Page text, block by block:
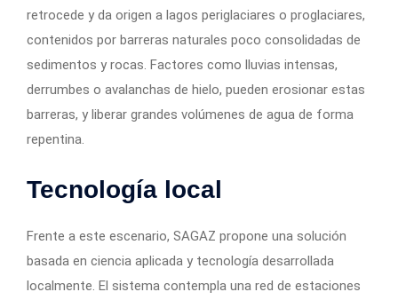
retrocede y da origen a lagos periglaciares o proglaciares,
contenidos por barreras naturales poco consolidadas de
sedimentos y rocas. Factores como lluvias intensas,
derrumbes o avalanchas de hielo, pueden erosionar estas
barreras, y liberar grandes volúmenes de agua de forma
repentina.
Tecnología local
Frente a este escenario, SAGAZ propone una solución
basada en ciencia aplicada y tecnología desarrollada
localmente. El sistema contempla una red de estaciones